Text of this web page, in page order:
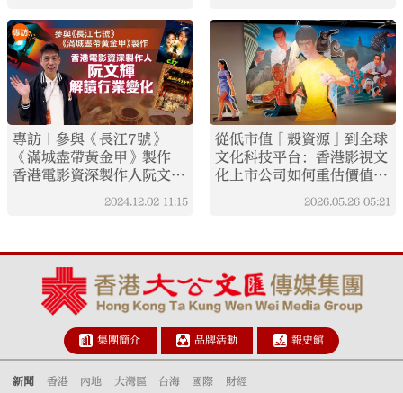
專訪｜參與《長江7號》
《滿城盡帶黃金甲》製作
香港電影資深製作人阮文輝
2024.12.02 11:15
從低市值「殼資源」到全球
文化科技平台：香港影視文
化上市公司如何重估價值
2026.05.26 05:21
集團簡介 品牌活動 報史館
新聞 香港 內地 大灣區 台海 國際 財經